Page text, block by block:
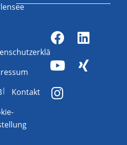
Kontakt